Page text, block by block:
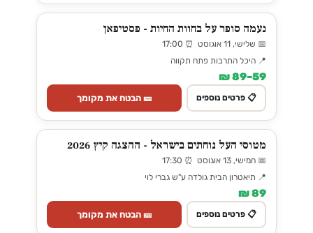
נעמה סופר על בחוות החיות - פסטיפאן
📅 שלישי, 11 אוגוסט ⏰ 17:00
📍 היכל התרבות פתח תקווה
59–89 ₪
📋 פרטים נוספים 🎫 הבטח את מקומך
מטוסי העל נוחתים בישראל - ההצגה קיץ 2026
📅 חמישי, 13 אוגוסט ⏰ 17:30
📍 תיאטרון הבית גולדה ע"ש גברי לוי
89 ₪
📋 פרטים נוספים 🎫 הבטח את מקומך